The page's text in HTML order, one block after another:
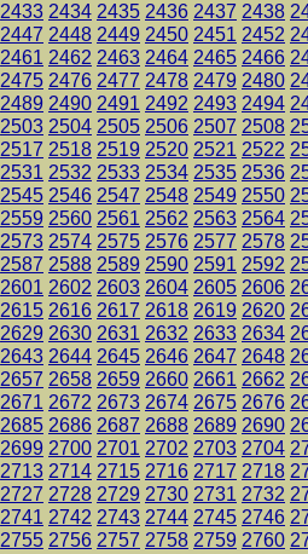
2433 2434 2435 2436 2437 2438
2447 2448 2449 2450 2451 2452
2461 2462 2463 2464 2465 2466
2475 2476 2477 2478 2479 2480
2489 2490 2491 2492 2493 2494
2503 2504 2505 2506 2507 2508
2517 2518 2519 2520 2521 2522
2531 2532 2533 2534 2535 2536
2545 2546 2547 2548 2549 2550
2559 2560 2561 2562 2563 2564
2573 2574 2575 2576 2577 2578
2587 2588 2589 2590 2591 2592
2601 2602 2603 2604 2605 2606
2615 2616 2617 2618 2619 2620
2629 2630 2631 2632 2633 2634
2643 2644 2645 2646 2647 2648
2657 2658 2659 2660 2661 2662
2671 2672 2673 2674 2675 2676
2685 2686 2687 2688 2689 2690
2699 2700 2701 2702 2703 2704
2713 2714 2715 2716 2717 2718
2727 2728 2729 2730 2731 2732
2741 2742 2743 2744 2745 2746
2755 2756 2757 2758 2759 2760